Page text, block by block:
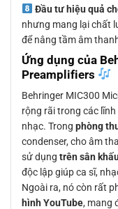
Đầu tư hiệu quả
nhưng mang lại chất
để nâng tầm âm
Ứng dụng của
Preamplifiers
Behringer MIC300
rộng rãi trong các
nhạc. Trong phòng
condenser, cho âm
sử dụng trên sân khấu
độc lập giúp ca sĩ,
Ngoài ra, nó còn rất
hình YouTube, mang